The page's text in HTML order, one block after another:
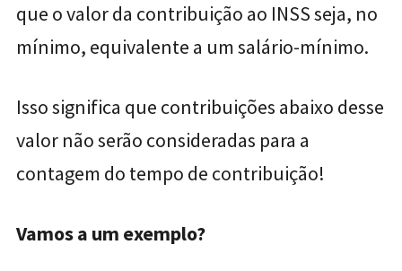
que o valor da contribuição ao INSS seja, no
mínimo, equivalente a um salário-mínimo.
Isso significa que contribuições abaixo desse
valor não serão consideradas para a
contagem do tempo de contribuição!
Vamos a um exemplo?